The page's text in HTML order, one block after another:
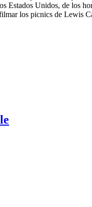
Estados Unidos, de los
los picnics de Lewis